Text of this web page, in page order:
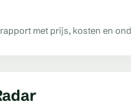
met prijs, kosten en